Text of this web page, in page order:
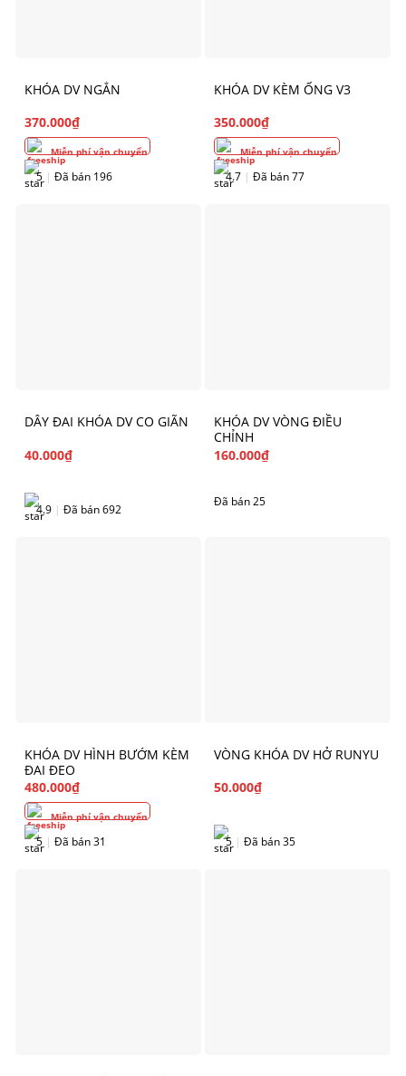
KHÓA DV NGẮN
370.000₫
Miễn phí vận chuyển
5 | Đã bán 196
KHÓA DV KÈM ỐNG V3
350.000₫
Miễn phí vận chuyển
4.7 | Đã bán 77
DÂY ĐAI KHÓA DV CO GIÃN
40.000₫
4.9 | Đã bán 692
KHÓA DV VÒNG ĐIỀU
CHỈNH
160.000₫
Đã bán 25
KHÓA DV HÌNH BƯỚM KÈM
ĐAI ĐEO
480.000₫
Miễn phí vận chuyển
5 | Đã bán 31
VÒNG KHÓA DV HỞ RUNYU
50.000₫
5 | Đã bán 35